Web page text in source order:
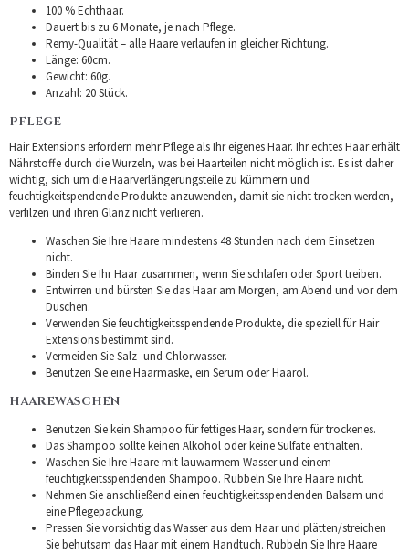
100 % Echthaar.
Dauert bis zu 6 Monate, je nach Pflege.
Remy-Qualität – alle Haare verlaufen in gleicher Richtung.
Länge: 60cm.
Gewicht: 60g.
Anzahl: 20 Stück.
PFLEGE
Hair Extensions erfordern mehr Pflege als Ihr eigenes Haar. Ihr echtes Haar erhält
Nährstoffe durch die Wurzeln, was bei Haarteilen nicht möglich ist. Es ist daher
wichtig, sich um die Haarverlängerungsteile zu kümmern und
feuchtigkeitspendende Produkte anzuwenden, damit sie nicht trocken werden,
verfilzen und ihren Glanz nicht verlieren.
Waschen Sie Ihre Haare mindestens 48 Stunden nach dem Einsetzen
nicht.
Binden Sie Ihr Haar zusammen, wenn Sie schlafen oder Sport treiben.
Entwirren und bürsten Sie das Haar am Morgen, am Abend und vor dem
Duschen.
Verwenden Sie feuchtigkeitsspendende Produkte, die speziell für Hair
Extensions bestimmt sind.
Vermeiden Sie Salz- und Chlorwasser.
Benutzen Sie eine Haarmaske, ein Serum oder Haaröl.
HAAREWASCHEN
Benutzen Sie kein Shampoo für fettiges Haar, sondern für trockenes.
Das Shampoo sollte keinen Alkohol oder keine Sulfate enthalten.
Waschen Sie Ihre Haare mit lauwarmem Wasser und einem
feuchtigkeitsspendenden Shampoo. Rubbeln Sie Ihre Haare nicht.
Nehmen Sie anschließend einen feuchtigkeitsspendenden Balsam und
eine Pflegepackung.
Pressen Sie vorsichtig das Wasser aus dem Haar und plätten/streichen
Sie behutsam das Haar mit einem Handtuch. Rubbeln Sie Ihre Haare